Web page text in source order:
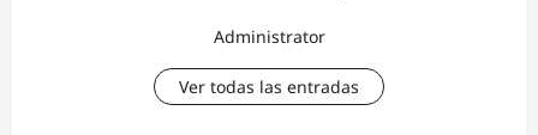
Administrator
Ver todas las entradas